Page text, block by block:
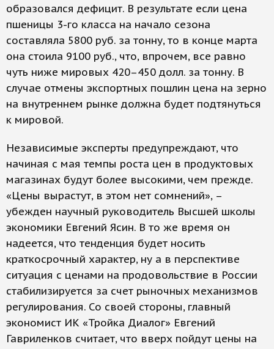
образовался дефицит. В результате если цена
пшеницы 3-го класса на начало сезона
составляла 5800 руб. за тонну, то в конце марта
она стоила 9100 руб., что, впрочем, все равно
чуть ниже мировых 420–450 долл. за тонну. В
случае отмены экспортных пошлин цена на зерно
на внутреннем рынке должна будет подтянуться
к мировой.
Независимые эксперты предупреждают, что
начиная с мая темпы роста цен в продуктовых
магазинах будут более высокими, чем прежде.
«Цены вырастут, в этом нет сомнений», –
убежден научный руководитель Высшей школы
экономики Евгений Ясин. В то же время он
надеется, что тенденция будет носить
краткосрочный характер, ну а в перспективе
ситуация с ценами на продовольствие в России
стабилизируется за счет рыночных механизмов
регулирования. Со своей стороны, главный
экономист ИК «Тройка Диалог» Евгений
Гавриленков считает, что вверх пойдут цены на